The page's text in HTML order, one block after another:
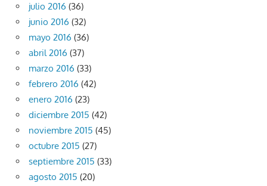
julio 2016 (36)
junio 2016 (32)
mayo 2016 (36)
abril 2016 (37)
marzo 2016 (33)
febrero 2016 (42)
enero 2016 (23)
diciembre 2015 (42)
noviembre 2015 (45)
octubre 2015 (27)
septiembre 2015 (33)
agosto 2015 (20)